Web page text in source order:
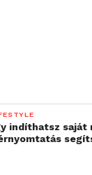
indíthatsz saját